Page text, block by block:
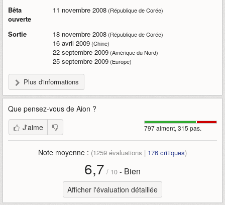
Bêta
ouverte
11 novembre 2008(République de Corée)
Sortie 18 novembre 2008(République de Corée)
16 avril 2009(Chine)
22 septembre 2009(Amérique du Nord)
25 septembre 2009(Europe)
Plus d'informations
Que pensez-vous de Aion ?
797 aiment, 315 pas.
J'aime
Note moyenne : (1259 évaluations | 176 critiques)
6,7 / 10 - Bien
Afficher l'évaluation détaillée